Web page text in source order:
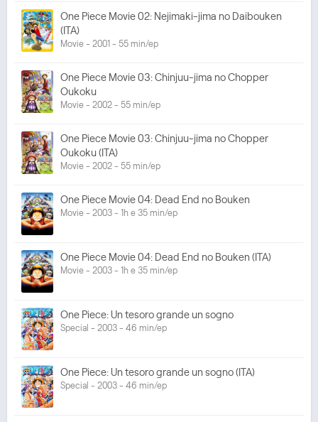
One Piece Movie 02: Nejimaki-jima no Daibouken
(ITA)
Movie - 2001 - 55 min/ep
One Piece Movie 03: Chinjuu-jima no Chopper
Oukoku
Movie - 2002 - 55 min/ep
One Piece Movie 03: Chinjuu-jima no Chopper
Oukoku (ITA)
Movie - 2002 - 55 min/ep
One Piece Movie 04: Dead End no Bouken
Movie - 2003 - 1h e 35 min/ep
One Piece Movie 04: Dead End no Bouken (ITA)
Movie - 2003 - 1h e 35 min/ep
One Piece: Un tesoro grande un sogno
Special - 2003 - 46 min/ep
One Piece: Un tesoro grande un sogno (ITA)
Special - 2003 - 46 min/ep